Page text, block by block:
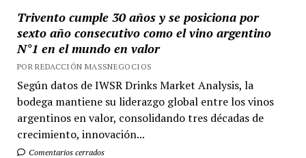
Trivento cumple 30 años y se posiciona por
sexto año consecutivo como el vino argentino
N°1 en el mundo en valor
POR REDACCIÓN MASSNEGOCIOS
Según datos de IWSR Drinks Market Analysis, la
bodega mantiene su liderazgo global entre los vinos
argentinos en valor, consolidando tres décadas de
crecimiento, innovación...
Comentarios cerrados